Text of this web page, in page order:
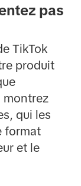
pas
TikTok
produit
montrez
qui les
format
et le